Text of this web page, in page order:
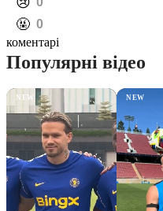
️🤬 0
коментарі